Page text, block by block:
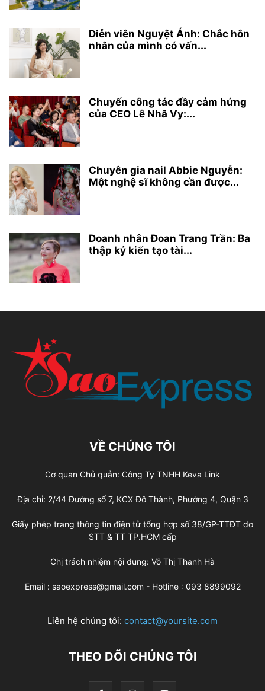
Diễn viên Nguyệt Ánh: Chắc hôn
nhân của mình có vấn...
Chuyến công tác đầy cảm hứng
của CEO Lê Nhã Vy:...
Chuyên gia nail Abbie Nguyễn:
Một nghệ sĩ không cần được...
Doanh nhân Đoan Trang Trần: Ba
thập kỷ kiến tạo tài...
VỀ CHÚNG TÔI
Cơ quan Chủ quản: Công Ty TNHH Keva Link
Địa chỉ: 2/44 Đường số 7, KCX Đô Thành, Phường 4, Quận 3
Giấy phép trang thông tin điện tử tổng hợp số 38/GP-TTĐT do
STT & TT TP.HCM cấp
Chị trách nhiệm nội dung: Võ Thị Thanh Hà
Email : saoexpress@gmail.com - Hotline : 093 8899092
Liên hệ chúng tôi: contact@yoursite.com
THEO DÕI CHÚNG TÔI